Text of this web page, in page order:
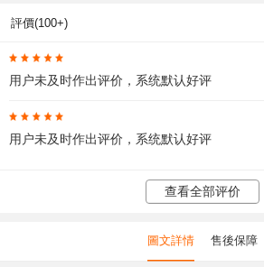
評價(100+)
用户未及时作出评价，系统默认好评
用户未及时作出评价，系统默认好评
查看全部评价
圖文詳情 售後保障